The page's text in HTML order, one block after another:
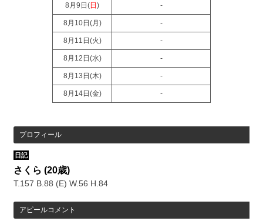
8月9日(日) -
8月10日(月) -
8月11日(火) -
8月12日(水) -
8月13日(木) -
8月14日(金) -
プロフィール
日記
さくら(20歳)
T.157 B.88 (E) W.56 H.84
アピールコメント